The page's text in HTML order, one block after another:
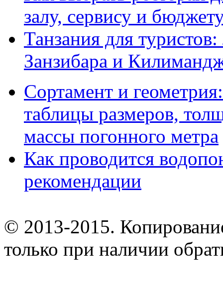
залу, сервису и
Танзания для
Занзибара и
Сортамент и
таблицы размеров,
массы погонного метра
Как проводится
рекомендации
© 2013-2015.
только при наличии